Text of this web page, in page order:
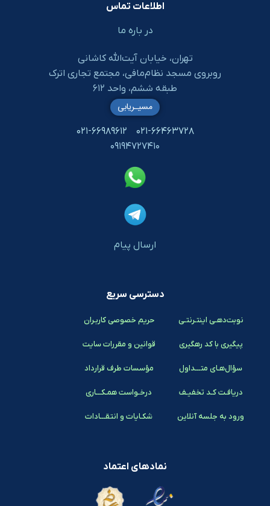
اطلاعات تماس
در باره ما
تهران، خیابان آیت‌الله کاشانی
روبروی مسجد نظام‌مافی، مجتمع تجاری اترک
طبقه ششم، واحد ۶۱۲
۰۲۱-۶۶۴۶۳۷۲۸
۰۲۱-۶۶۹۸۹۶۱۲
۰۹۱۹۴۷۲۷۴۱۰
ارسال پیام
مسیـریابی
دسترسی سریع
نوبت‌دهـی اینتـرنتـی
پیگیری با کد رهگیری
سؤال‌هـای متـــداول
دریافـت کـد تخفیـف
ورود به جلسه آنلاین
حریم خصوصی کاربـران
قوانین و مقررات سایت
مؤسسات طرف قرارداد
درخـواست همـکـــاری
شکـایات و انتقـــادات
نمادهای اعتماد